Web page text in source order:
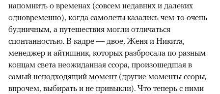
напомнить о временах (совсем недавних и далеких
одновременно), когда самолеты казались чем-то очень
будничным, а путешествия могли отличаться
спонтанностью. В кадре — двое, Женя и Никита,
менеджер и айтишник, которых разбросала по разным
концам света неожиданная ссора, произошедшая в
самый неподходящий момент (другие моменты ссоры,
впрочем, выбирать и не привыкли). Что теперь с ними